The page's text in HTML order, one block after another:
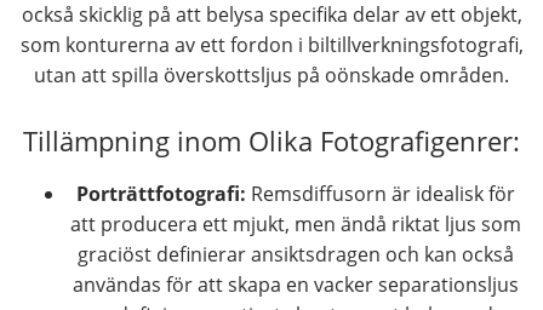
också skicklig på att belysa specifika delar av ett objekt,
som konturerna av ett fordon i biltillverkningsfotografi,
utan att spilla överskottsljus på oönskade områden.
Tillämpning inom Olika Fotografigenrer:
Porträttfotografi: Remsdiffusorn är idealisk för
att producera ett mjukt, men ändå riktat ljus som
graciöst definierar ansiktsdragen och kan också
användas för att skapa en vacker separationsljus